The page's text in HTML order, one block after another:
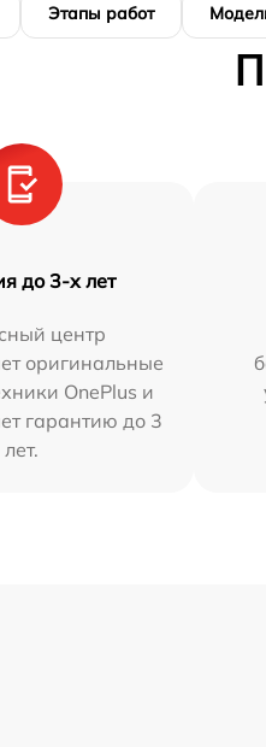
Этапы работ
до 3-х лет
центр
оригинальные
OnePlus и
гарантию до 3
лет.